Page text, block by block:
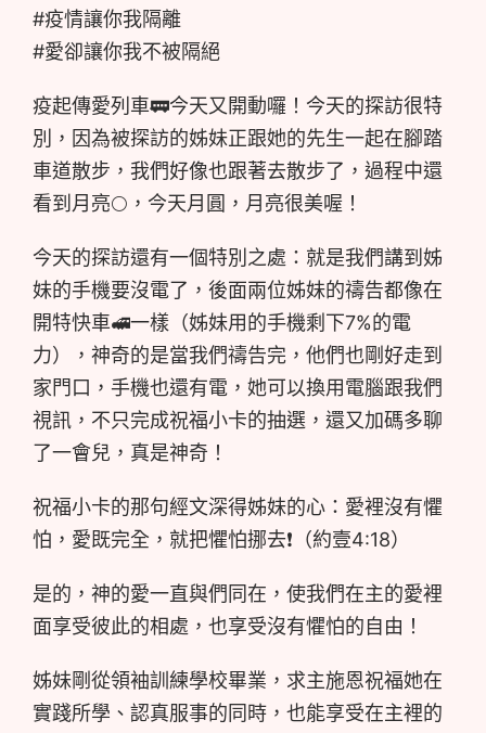
#疫情讓你我隔離
#愛卻讓你我不被隔絕
疫起傳愛列車🚃今天又開動囉！今天的探訪很特
別，因為被探訪的姊妹正跟她的先生一起在腳踏
車道散步，我們好像也跟著去散步了，過程中還
看到月亮🌕，今天月圓，月亮很美喔！
今天的探訪還有一個特別之處：就是我們講到姊
妹的手機要沒電了，後面兩位姊妹的禱告都像在
開特快車🚅一樣（姊妹用的手機剩下7%的電
力），神奇的是當我們禱告完，他們也剛好走到
家門口，手機也還有電，她可以換用電腦跟我們
視訊，不只完成祝福小卡的抽選，還又加碼多聊
了一會兒，真是神奇！
祝福小卡的那句經文深得姊妹的心：愛裡沒有懼
怕，愛既完全，就把懼怕挪去❗️（約壹4:18）
是的，神的愛一直與們同在，使我們在主的愛裡
面享受彼此的相處，也享受沒有懼怕的自由！
姊妹剛從領袖訓練學校畢業，求主施恩祝福她在
實踐所學、認真服事的同時，也能享受在主裡的